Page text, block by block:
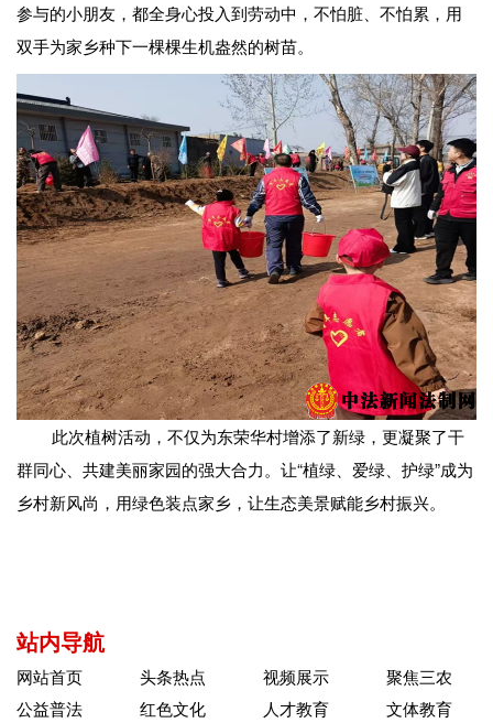
参与的小朋友，都全身心投入到劳动中，不怕脏、不怕累，用
双手为家乡种下一棵棵生机盎然的树苗。
此次植树活动，不仅为东荣华村增添了新绿，更凝聚了干
群同心、共建美丽家园的强大合力。让“植绿、爱绿、护绿”成为
乡村新风尚，用绿色装点家乡，让生态美景赋能乡村振兴。
站内导航
网站首页 头条热点 视频展示
聚焦三农
公益普法
红色文化 人才教育
文体教育